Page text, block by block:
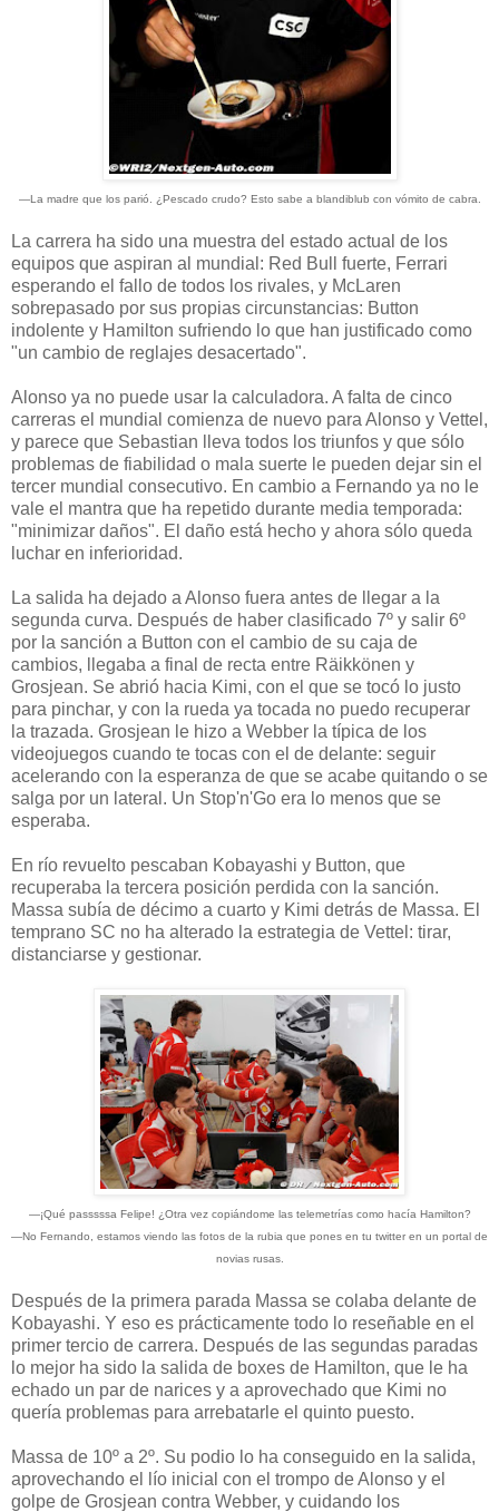
—La madre que los parió. ¿Pescado crudo? Esto sabe a blandiblub con vómito de cabra.
La carrera ha sido una muestra del estado actual de los
equipos que aspiran al mundial: Red Bull fuerte, Ferrari
esperando el fallo de todos los rivales, y McLaren
sobrepasado por sus propias circunstancias: Button
indolente y Hamilton sufriendo lo que han justificado como
"un cambio de reglajes desacertado".
Alonso ya no puede usar la calculadora. A falta de cinco
carreras el mundial comienza de nuevo para Alonso y Vettel,
y parece que Sebastian lleva todos los triunfos y que sólo
problemas de fiabilidad o mala suerte le pueden dejar sin el
tercer mundial consecutivo. En cambio a Fernando ya no le
vale el mantra que ha repetido durante media temporada:
"minimizar daños". El daño está hecho y ahora sólo queda
luchar en inferioridad.
La salida ha dejado a Alonso fuera antes de llegar a la
segunda curva. Después de haber clasificado 7º y salir 6º
por la sanción a Button con el cambio de su caja de
cambios, llegaba a final de recta entre Räikkönen y
Grosjean. Se abrió hacia Kimi, con el que se tocó lo justo
para pinchar, y con la rueda ya tocada no puedo recuperar
la trazada. Grosjean le hizo a Webber la típica de los
videojuegos cuando te tocas con el de delante: seguir
acelerando con la esperanza de que se acabe quitando o se
salga por un lateral. Un Stop'n'Go era lo menos que se
esperaba.
En río revuelto pescaban Kobayashi y Button, que
recuperaba la tercera posición perdida con la sanción.
Massa subía de décimo a cuarto y Kimi detrás de Massa. El
temprano SC no ha alterado la estrategia de Vettel: tirar,
distanciarse y gestionar.
—¡Qué passsssa Felipe! ¿Otra vez copiándome las telemetrías como hacía Hamilton?
—No Fernando, estamos viendo las fotos de la rubia que pones en tu twitter en un portal de
novias rusas.
Después de la primera parada Massa se colaba delante de
Kobayashi. Y eso es prácticamente todo lo reseñable en el
primer tercio de carrera. Después de las segundas paradas
lo mejor ha sido la salida de boxes de Hamilton, que le ha
echado un par de narices y a aprovechado que Kimi no
quería problemas para arrebatarle el quinto puesto.
Massa de 10º a 2º. Su podio lo ha conseguido en la salida,
aprovechando el lío inicial con el trompo de Alonso y el
golpe de Grosjean contra Webber, y cuidando los